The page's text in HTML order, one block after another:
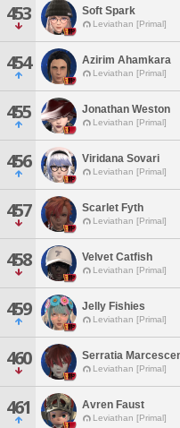
453 Soft Spark
Leviathan [Primal]
454 Azirim Ahamkara
Leviathan [Primal]
455 Jonathan Weston
Leviathan [Primal]
456 Viridana Sovari
Leviathan [Primal]
457 Scarlet Fyth
Leviathan [Primal]
458 Velvet Catfish
Leviathan [Primal]
459 Jelly Fishies
Leviathan [Primal]
460 Serratia
Leviathan [Primal]
461 Avren Faust
Leviathan [Primal]